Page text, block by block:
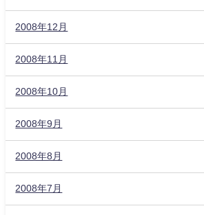
2008年12月
2008年11月
2008年10月
2008年9月
2008年8月
2008年7月